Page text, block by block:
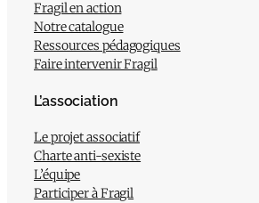
Fragil en action
Notre catalogue
Ressources pédagogiques
Faire intervenir Fragil
L’association
Le projet associatif
Charte anti-sexiste
L’équipe
Participer à Fragil